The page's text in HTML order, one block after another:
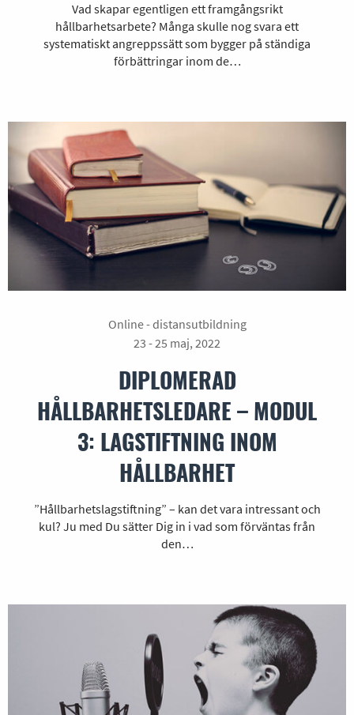
Vad skapar egentligen ett framgångsrikt
hållbarhetsarbete? Många skulle nog svara ett
systematiskt angreppssätt som bygger på ständiga
förbättringar inom de…
Online - distansutbildning
23 - 25 maj, 2022
DIPLOMERAD
HÅLLBARHETSLEDARE – MODUL
3: LAGSTIFTNING INOM
HÅLLBARHET
”Hållbarhetslagstiftning” – kan det vara intressant och
kul? Ju med Du sätter Dig in i vad som förväntas från
den…